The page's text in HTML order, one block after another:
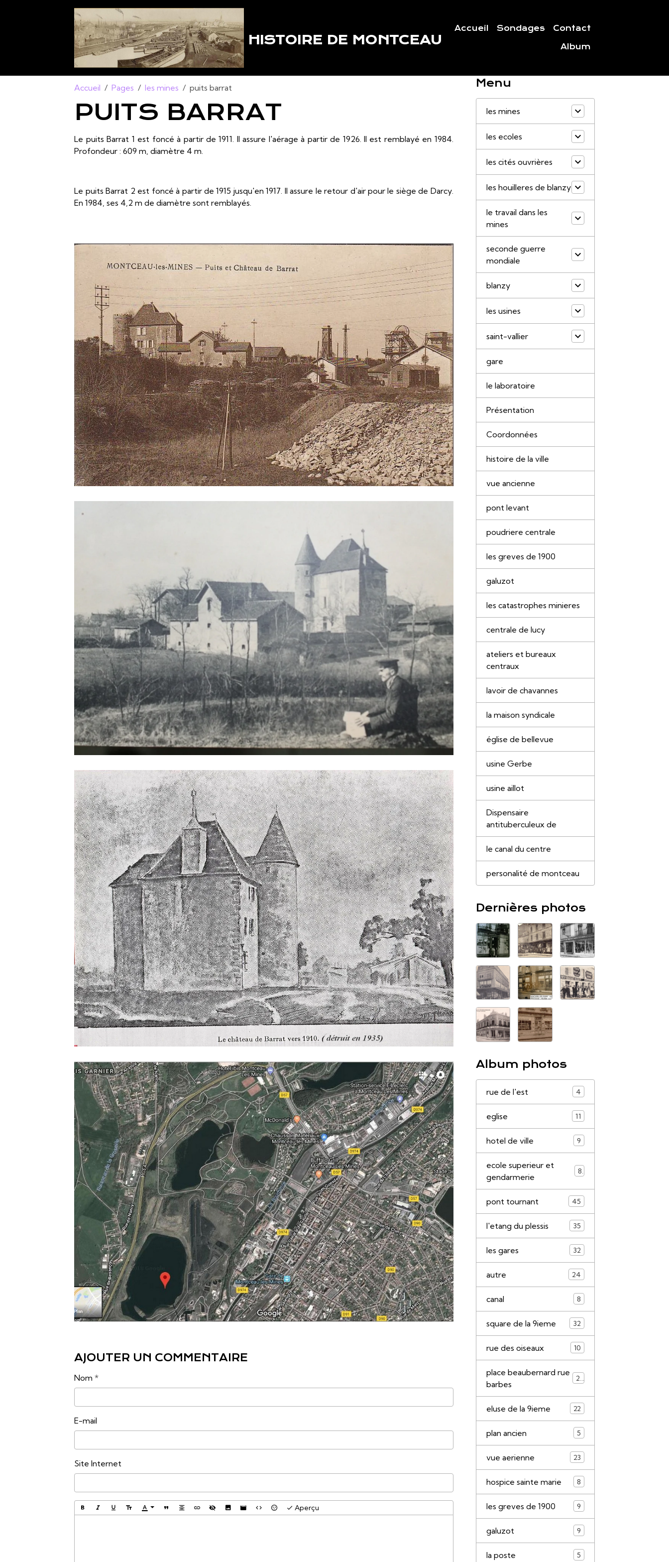
HISTOIRE DE MONTCEAU
Accueil Sondages Contact
Album
Accueil Pages les mines puits barrat
PUITS BARRAT
Le puits Barrat 1 est foncé à partir de 1911. Il assure l'aérage à partir de 1926. Il est remblayé en 1984.
Profondeur : 609 m, diamètre 4 m.
Le puits Barrat 2 est foncé à partir de 1915 jusqu'en 1917. Il assure le retour d'air pour le siège de Darcy.
En 1984, ses 4,2 m de diamètre sont remblayés.
AJOUTER UN COMMENTAIRE
Nom
E-mail
Site Internet
Aperçu
Menu
les mines
les ecoles
les cités ouvrières
les houilleres de blanzy
le travail dans les
mines
seconde guerre
mondiale
blanzy
les usines
saint-vallier
gare
le laboratoire
Présentation
Coordonnées
histoire de la ville
vue ancienne
pont levant
poudriere centrale
les greves de 1900
galuzot
les catastrophes minieres
centrale de lucy
ateliers et bureaux
centraux
lavoir de chavannes
la maison syndicale
église de bellevue
usine Gerbe
usine aillot
Dispensaire
antituberculeux de
le canal du centre
personalité de montceau
Dernières photos
Album photos
rue de l'est 4
eglise 11
hotel de ville 9
ecole superieur et
gendarmerie
8
pont tournant 45
l'etang du plessis 35
les gares 32
autre 24
canal 8
square de la 9ieme 32
rue des oiseaux 10
place beaubernard rue
barbes
21
eluse de la 9ieme 22
plan ancien 5
vue aerienne 23
hospice sainte marie 8
les greves de 1900 9
galuzot 9
la poste 5